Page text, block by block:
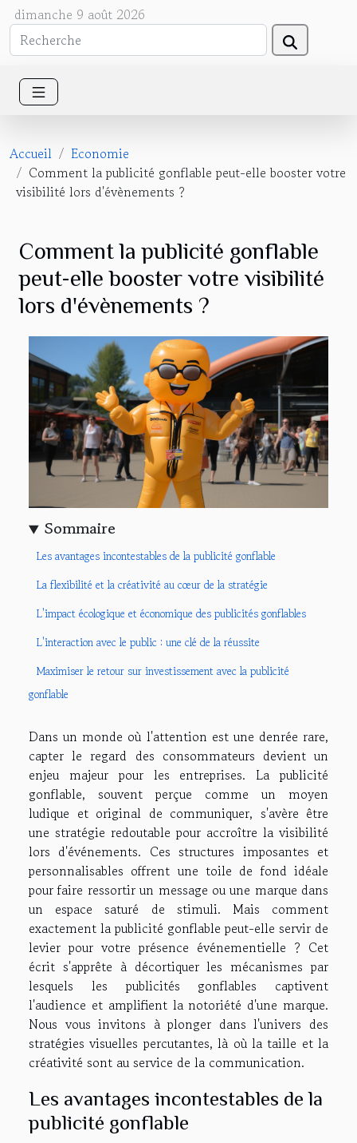
dimanche 9 août 2026
Accueil
Economie
Comment la publicité gonflable peut-elle booster votre
visibilité lors d'évènements ?
Comment la publicité gonflable
peut-elle booster votre visibilité
lors d'évènements ?
Sommaire
Les avantages incontestables de la publicité gonflable
La flexibilité et la créativité au cœur de la stratégie
L'impact écologique et économique des publicités gonflables
L'interaction avec le public : une clé de la réussite
Maximiser le retour sur investissement avec la publicité
gonflable
Dans un monde où l'attention est une denrée rare,
capter le regard des consommateurs devient un
enjeu majeur pour les entreprises. La publicité
gonflable, souvent perçue comme un moyen
ludique et original de communiquer, s'avère être
une stratégie redoutable pour accroître la visibilité
lors d'événements. Ces structures imposantes et
personnalisables offrent une toile de fond idéale
pour faire ressortir un message ou une marque dans
un espace saturé de stimuli. Mais comment
exactement la publicité gonflable peut-elle servir de
levier pour votre présence événementielle ? Cet
écrit s'apprête à décortiquer les mécanismes par
lesquels les publicités gonflables captivent
l'audience et amplifient la notoriété d'une marque.
Nous vous invitons à plonger dans l'univers des
stratégies visuelles percutantes, là où la taille et la
créativité sont au service de la communication.
Les avantages incontestables de la
publicité gonflable